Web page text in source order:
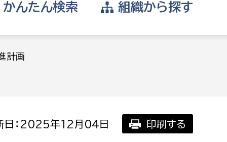
かんたん検索
目的を選択
届け出や申請をしたい
組織から探す
計画
日：2025年12月04日 印刷する